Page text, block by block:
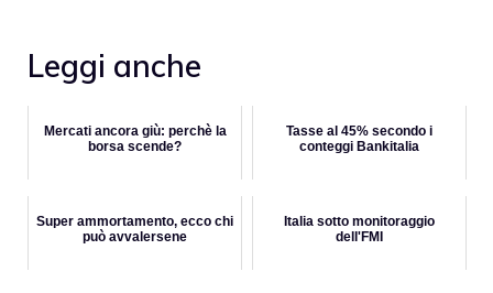
Leggi anche
Mercati ancora giù: perchè la
borsa scende?
Tasse al 45% secondo i
conteggi Bankitalia
Super ammortamento, ecco chi
può avvalersene
Italia sotto monitoraggio
dell'FMI